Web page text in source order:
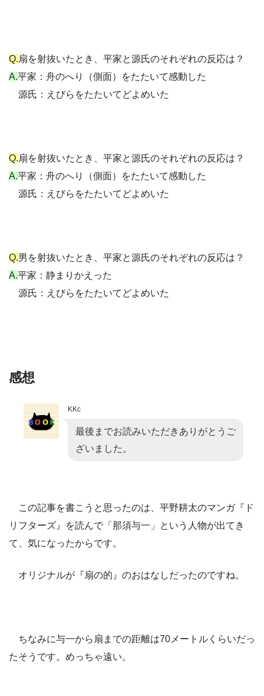
Q.扇を射抜いたとき、平家と源氏のそれぞれの反応は？
A.平家：舟のへり（側面）をたたいて感動した
源氏：えびらをたたいてどよめいた
Q.扇を射抜いたとき、平家と源氏のそれぞれの反応は？
A.平家：舟のへり（側面）をたたいて感動した
源氏：えびらをたたいてどよめいた
Q.男を射抜いたとき、平家と源氏のそれぞれの反応は？
A.平家：静まりかえった
源氏：えびらをたたいてどよめいた
感想
KKc
最後までお読みいただきありがとうご
ざいました。
この記事を書こうと思ったのは、平野耕太のマンガ『ド
リフターズ』を読んで「那須与一」という人物が出てき
て、気になったからです。
オリジナルが『扇の的』のおはなしだったのですね。
ちなみに与一から扇までの距離は70メートルくらいだっ
たそうです。めっちゃ遠い。